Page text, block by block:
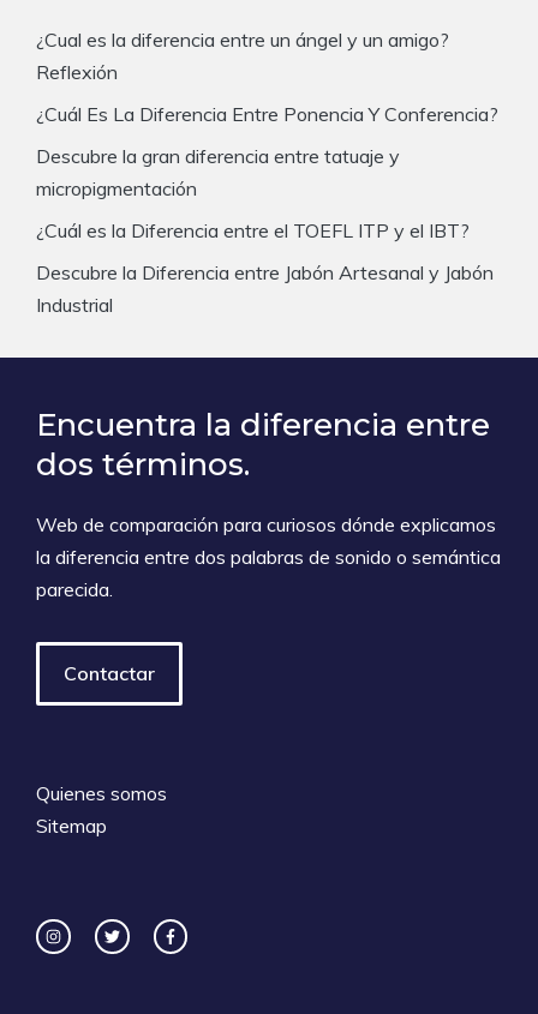
¿Cual es la diferencia entre un ángel y un amigo?
Reflexión
¿Cuál Es La Diferencia Entre Ponencia Y Conferencia?
Descubre la gran diferencia entre tatuaje y
micropigmentación
¿Cuál es la Diferencia entre el TOEFL ITP y el IBT?
Descubre la Diferencia entre Jabón Artesanal y Jabón
Industrial
Encuentra la diferencia entre
dos términos.
Web de comparación para curiosos dónde explicamos
la diferencia entre dos palabras de sonido o semántica
parecida.
Contactar
Quienes somos
Sitemap